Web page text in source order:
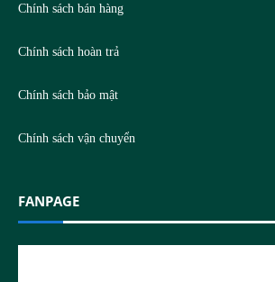
Chính sách bán hàng
Chính sách hoàn trả
Chính sách bảo mật
Chính sách vận chuyển
FANPAGE